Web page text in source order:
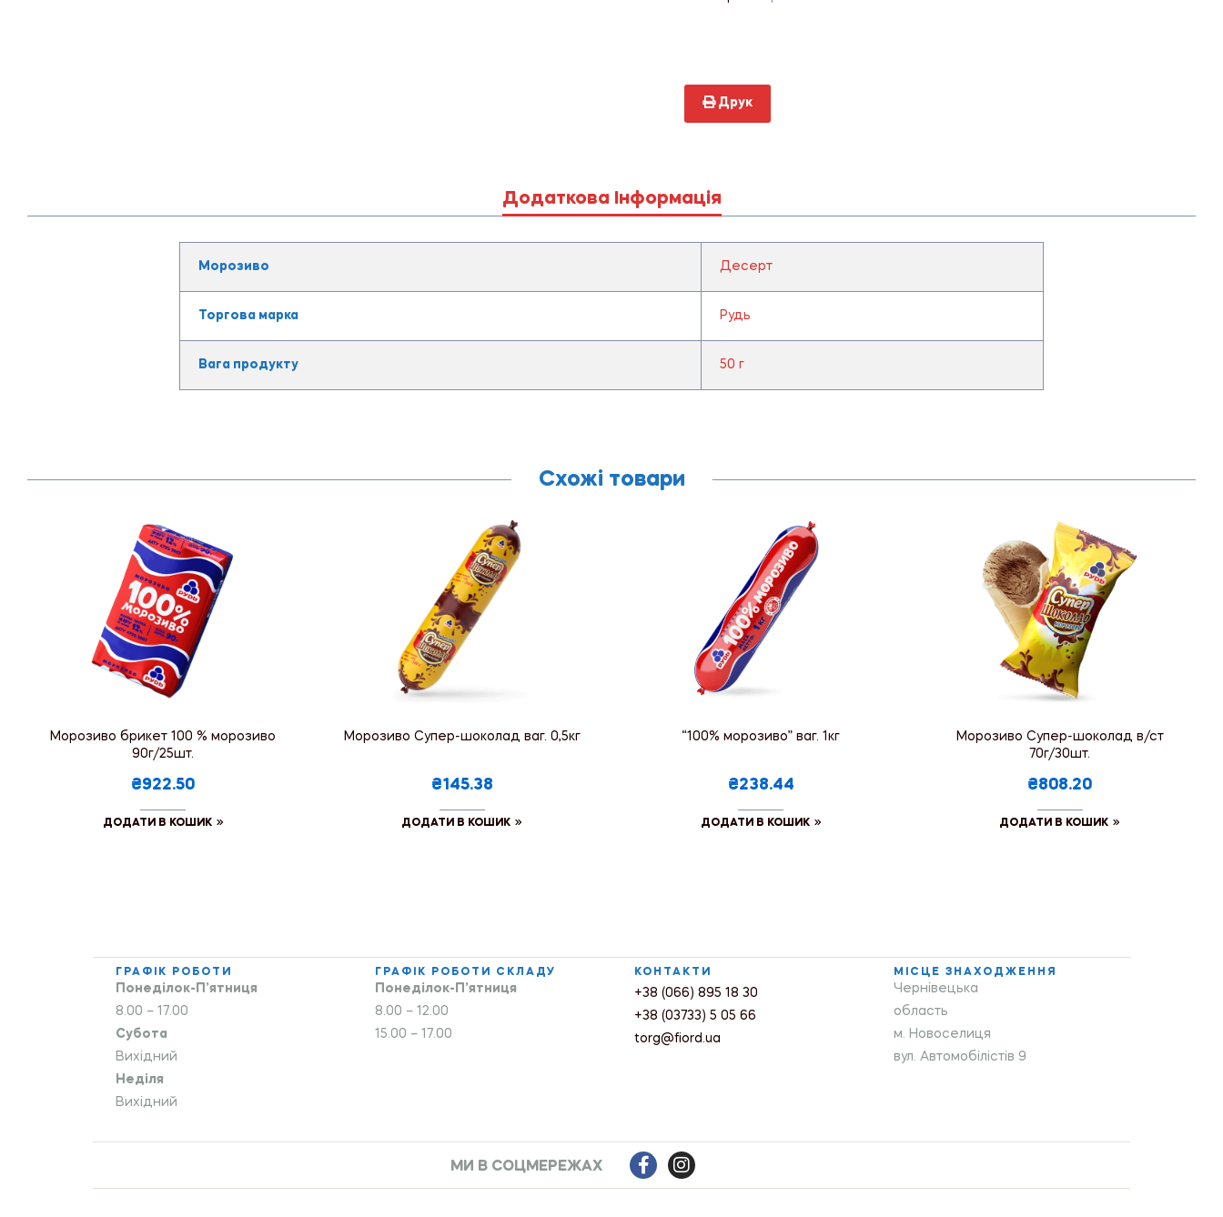
Друк
Додаткова Інформація
Морозиво Десерт
Торгова марка Рудь
Вага продукту 50 г
Схожі товари
Морозиво брикет 100 % морозиво
90г/25шт.
₴922.50
ДОДАТИ В КОШИК
Морозиво Супер-шоколад ваг. 0,5кг
₴145.38
ДОДАТИ В КОШИК
“100% морозиво” ваг. 1кг
₴238.44
ДОДАТИ В КОШИК
Морозиво Супер-шоколад в/ст
70г/30шт.
₴808.20
ДОДАТИ В КОШИК
ГРАФІК РОБОТИ
Понеділок-П’ятниця
8.00 – 17.00
Субота
Вихідний
Неділя
Вихідний
ГРАФІК РОБОТИ СКЛАДУ
Понеділок-П’ятниця
8.00 – 12.00
15.00 – 17.00
КОНТАКТИ
+38 (066) 895 18 30
+38 (03733) 5 05 66
torg@fiord.ua
МІСЦЕ ЗНАХОДЖЕННЯ
Чернівецька
область
м. Новоселиця
вул. Автомобілістів 9
МИ В СОЦМЕРЕЖАХ